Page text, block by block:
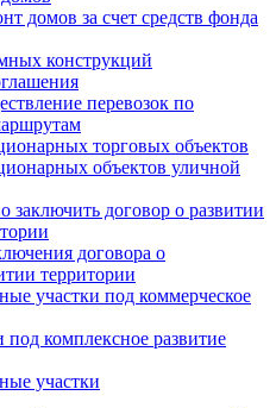
домов за счет средств фонда
конструкций
перевозок по
торговых объектов
объектов уличной
заключить договор о развитии
договора о
территории
участки под коммерческое
под комплексное развитие
участки